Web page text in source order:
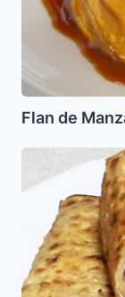
Flan de
Matza